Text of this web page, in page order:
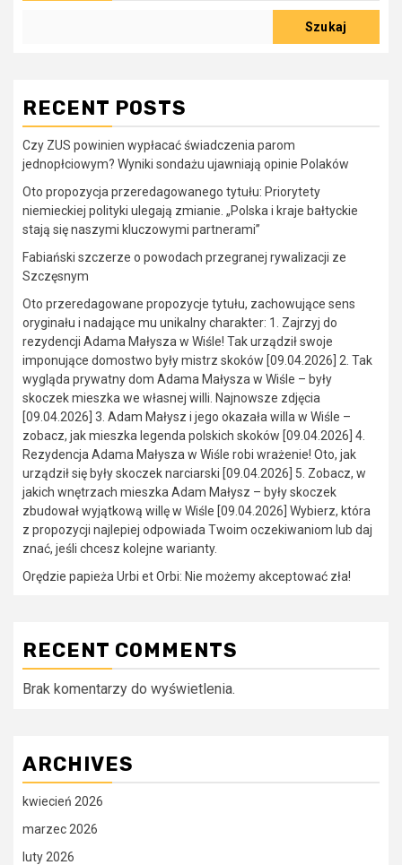
Szukaj
RECENT POSTS
Czy ZUS powinien wypłacać świadczenia parom
jednopłciowym? Wyniki sondażu ujawniają opinie Polaków
Oto propozycja przeredagowanego tytułu: Priorytety
niemieckiej polityki ulegają zmianie. „Polska i kraje bałtyckie
stają się naszymi kluczowymi partnerami”
Fabiański szczerze o powodach przegranej rywalizacji ze
Szczęsnym
Oto przeredagowane propozycje tytułu, zachowujące sens
oryginału i nadające mu unikalny charakter: 1. Zajrzyj do
rezydencji Adama Małysza w Wiśle! Tak urządził swoje
imponujące domostwo były mistrz skoków [09.04.2026] 2. Tak
wygląda prywatny dom Adama Małysza w Wiśle – były
skoczek mieszka we własnej willi. Najnowsze zdjęcia
[09.04.2026] 3. Adam Małysz i jego okazała willa w Wiśle –
zobacz, jak mieszka legenda polskich skoków [09.04.2026] 4.
Rezydencja Adama Małysza w Wiśle robi wrażenie! Oto, jak
urządził się były skoczek narciarski [09.04.2026] 5. Zobacz, w
jakich wnętrzach mieszka Adam Małysz – były skoczek
zbudował wyjątkową willę w Wiśle [09.04.2026] Wybierz, która
z propozycji najlepiej odpowiada Twoim oczekiwaniom lub daj
znać, jeśli chcesz kolejne warianty.
Orędzie papieża Urbi et Orbi: Nie możemy akceptować zła!
RECENT COMMENTS
Brak komentarzy do wyświetlenia.
ARCHIVES
kwiecień 2026
marzec 2026
luty 2026